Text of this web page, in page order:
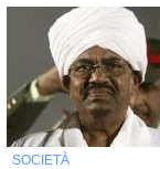
SOCIETÀ